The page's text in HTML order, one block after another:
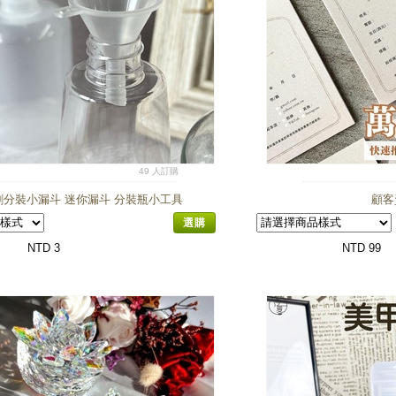
49 人訂購
分裝小漏斗 迷你漏斗 分裝瓶小工具
選購
NTD 3
顧
NTD 99